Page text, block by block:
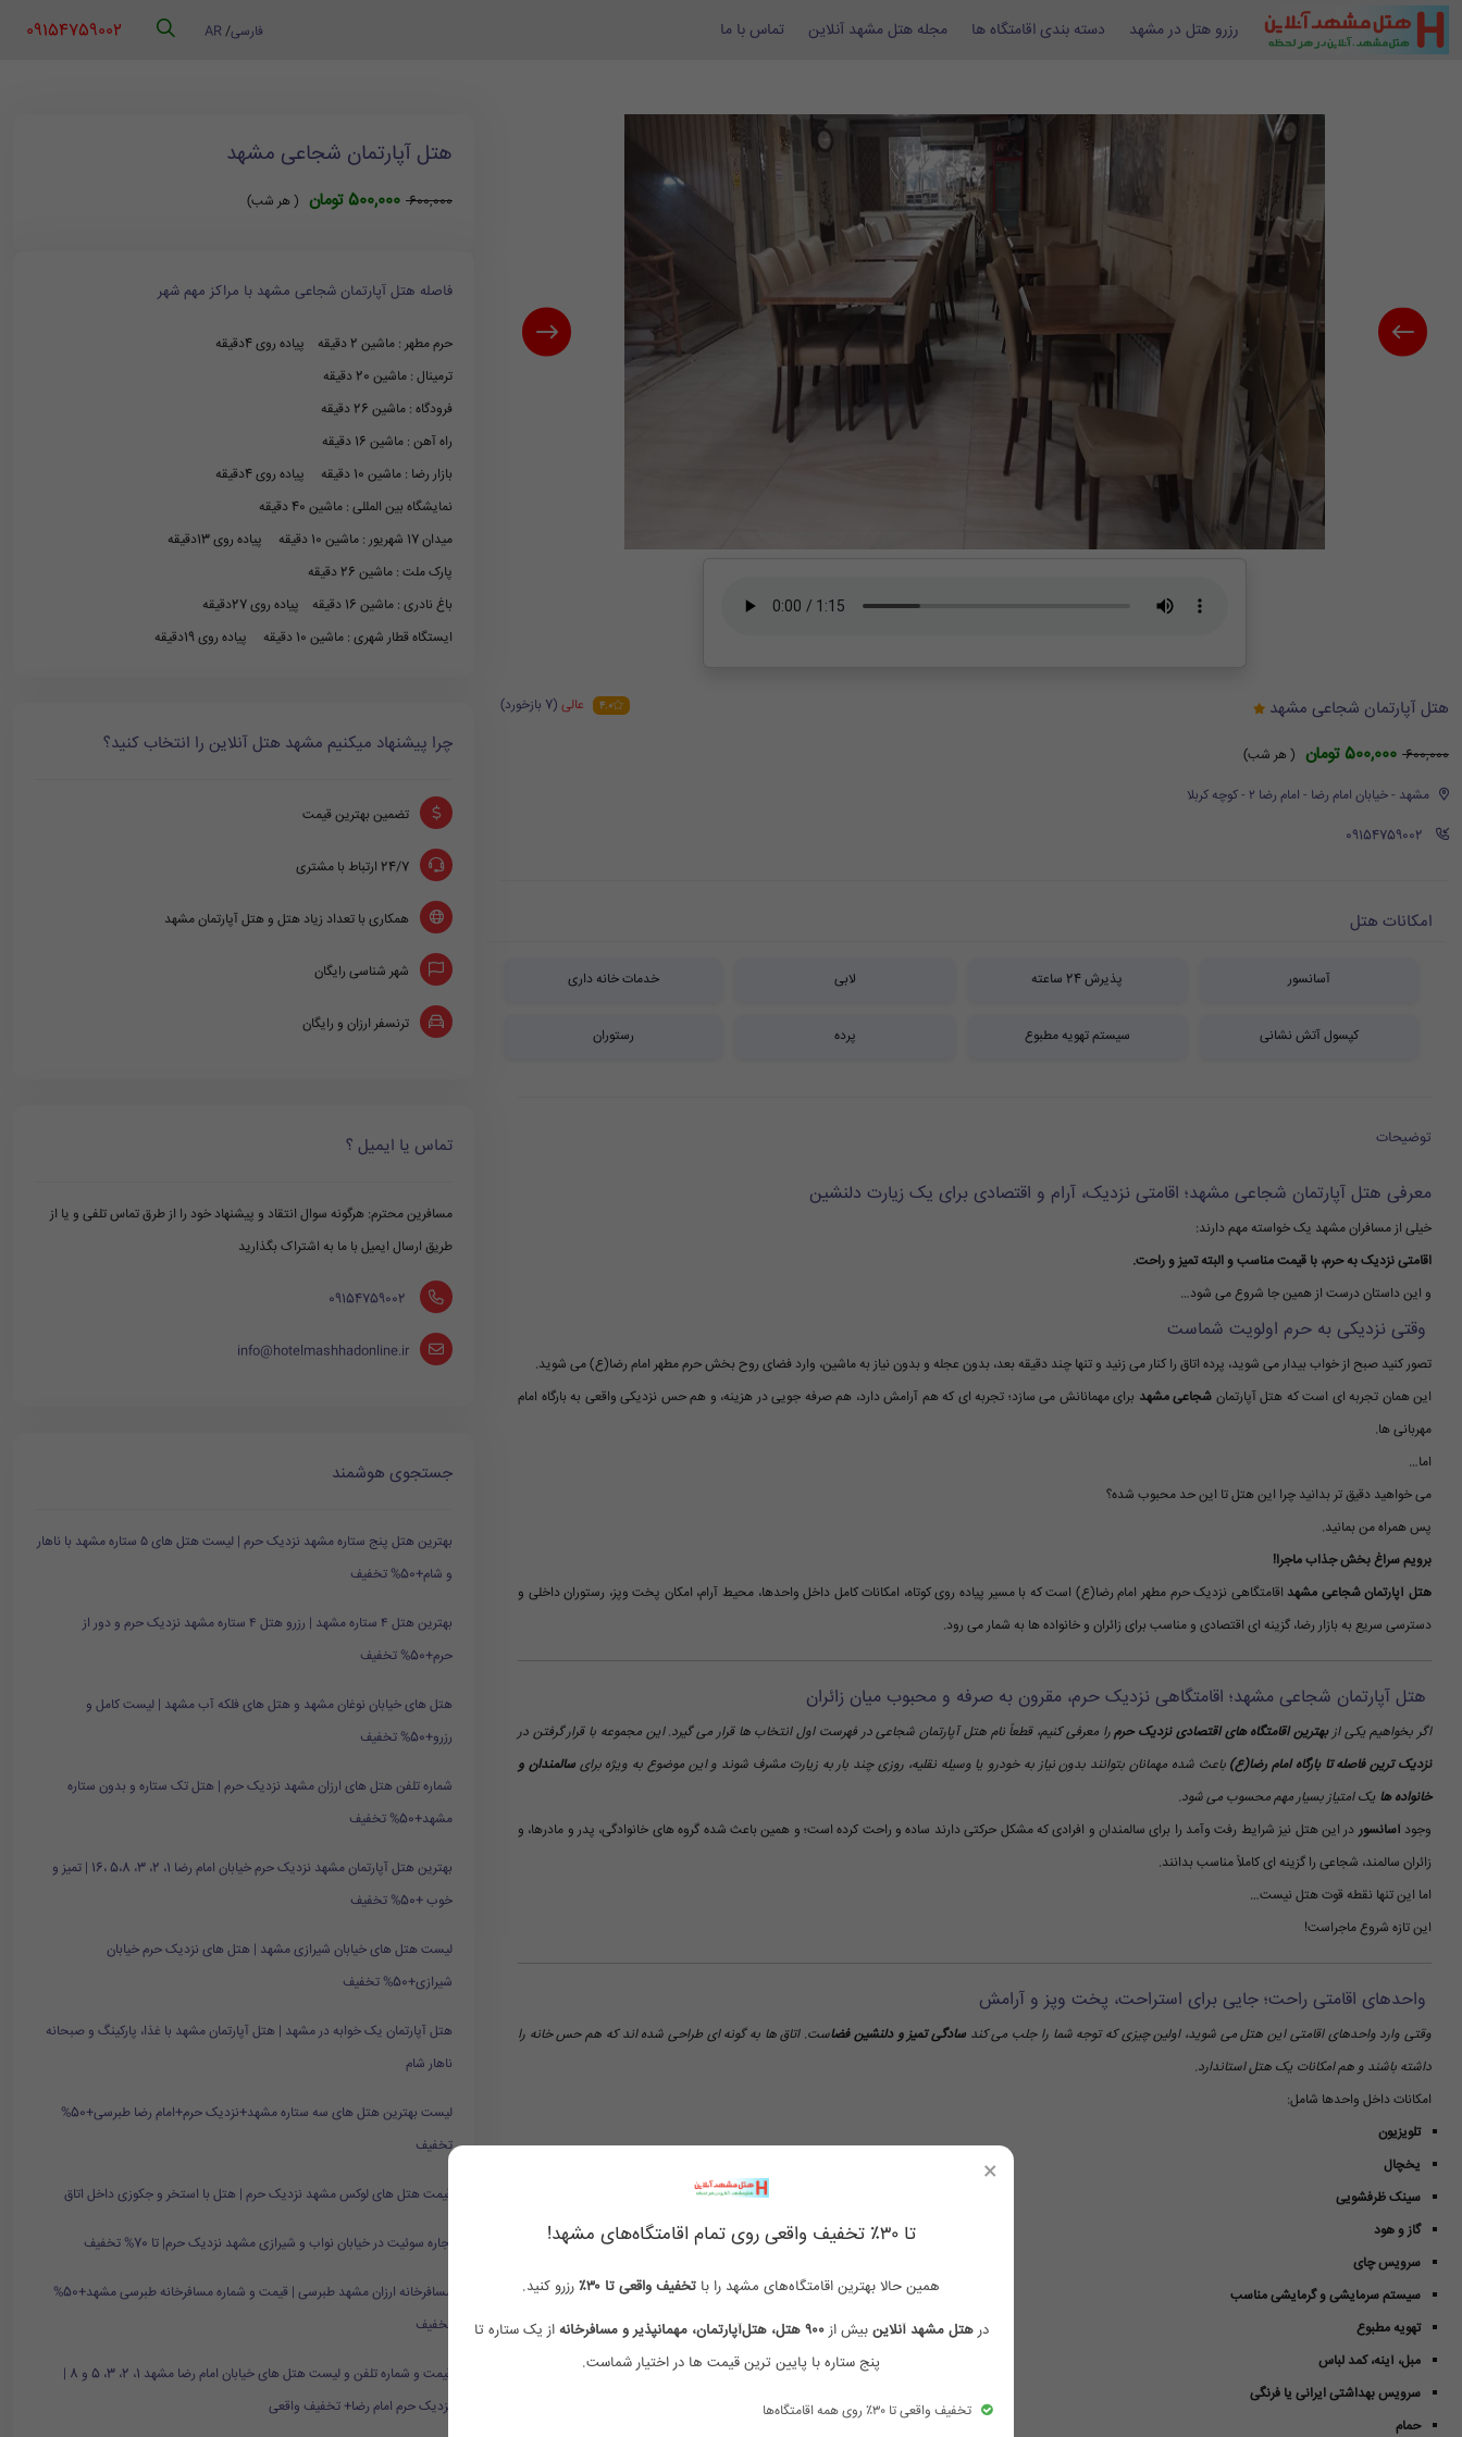
رزرو هتل در مشهد دسته بندی اقامتگاه ها مجله هتل مشهد آنلاین تماس با ما فارسی/
AR
‪ 09154759002
هتل آپارتمان شجاعی مشهد
600,000 500,000 تومان
( هر شب)
مشهد - خیابان امام رضا - امام رضا ۲ - کوچه کربلا
‪ 09154759002
4.0 عالی (7 بازخورد)
امکانات هتل
آسانسور پذیرش 24 ساعته لابی خدمات خانه داری
کپسول آتش نشانی سیستم تهویه مطبوع پرده رستوران
توضیحات
معرفی هتل آپارتمان شجاعی مشهد؛ اقامتی نزدیک، آرام و اقتصادی برای یک زیارت دلنشین
خیلی از مسافران مشهد یک خواسته مهم دارند:
اقامتی نزدیک به حرم، با قیمت مناسب و البته تمیز و راحت.
و این داستان درست از همین جا شروع می شود…
وقتی نزدیکی به حرم اولویت شماست
تصور کنید صبح از خواب بیدار می شوید، پرده اتاق را کنار می زنید و تنها چند دقیقه بعد، بدون عجله و بدون نیاز به ماشین، وارد فضای روح بخش حرم مطهر امام رضا(ع) می شوید.
این همان تجربه ای است که هتل آپارتمان شجاعی مشهد برای مهمانانش می سازد؛ تجربه ای که هم آرامش دارد، هم صرفه جویی در هزینه، و هم حس نزدیکی واقعی به بارگاه امام
مهربانی ها.
اما…
می خواهید دقیق تر بدانید چرا این هتل تا این حد محبوب شده؟
پس همراه من بمانید.
برویم سراغ بخش جذاب ماجرا!
هتل آپارتمان شجاعی مشهد اقامتگاهی نزدیک حرم مطهر امام رضا(ع) است که با مسیر پیاده روی کوتاه، امکانات کامل داخل واحدها، محیط آرام، امکان پخت وپز، رستوران داخلی و
دسترسی سریع به بازار رضا، گزینه ای اقتصادی و مناسب برای زائران و خانواده ها به شمار می رود.
هتل آپارتمان شجاعی مشهد؛ اقامتگاهی نزدیک حرم، مقرون به صرفه و محبوب میان زائران
اگر بخواهیم یکی ازبهترین اقامتگاه های اقتصادی نزدیک حرمرا معرفی کنیم، قطعاً نام هتل آپارتمان شجاعی در فهرست اول انتخاب ها قرار می گیرد. این مجموعه با قرار گرفتن در
نزدیک ترین فاصله تا بارگاه امام رضا(ع) باعث شده مهمانان بتوانند بدون نیاز به خودرو یا وسیله نقلیه، روزی چند بار به زیارت مشرف شوند و این موضوع به ویژه برایسالمندان و
خانواده ها یک امتیاز بسیار مهم محسوب می شود.
وجود آسانسوردر این هتل نیز شرایط رفت وآمد را برای سالمندان و افرادی که مشکل حرکتی دارند ساده و راحت کرده است؛ و همین باعث شده گروه های خانوادگی، پدر و مادرها، و
زائران سالمند، شجاعی را گزینه ای کاملاً مناسب بدانند.
اما این تنها نقطه قوت هتل نیست…
این تازه شروع ماجراست!
واحدهای اقامتی راحت؛ جایی برای استراحت، پخت وپز و آرامش
وقتی وارد واحدهای اقامتی این هتل می شوید، اولین چیزی که توجه شما را جلب می کند سادگی تمیز و دلنشین فضاست. اتاق ها به گونه ای طراحی شده اند که هم حس خانه را
داشته باشند و هم امکانات یک هتل استاندارد.
امکانات داخل واحدها شامل:
تلویزیون
یخچال
سینک ظرفشویی
گاز و هود
سرویس چای
سیستم سرمایشی و گرمایشی مناسب
تهویه مطبوع
مبل، آینه، کمد لباس
سرویس بهداشتی ایرانی یا فرنگی
حمام
هتل آپارتمان شجاعی مشهد
600,000 500,000 تومان ( هر شب)
فاصله هتل آپارتمان شجاعی مشهد با مراکز مهم شهر
حرم مطهر : ماشین 2 دقیقه پیاده روی 4دقیقه
ترمینال : ماشین 20 دقیقه
فرودگاه : ماشین 26 دقیقه
راه آهن : ماشین 16 دقیقه
بازار رضا : ماشین 10 دقیقه پیاده روی 4دقیقه
نمایشگاه بین المللی : ماشین 40 دقیقه
میدان 17 شهریور : ماشین 10 دقیقه پیاده روی 13دقیقه
پارک ملت : ماشین 26 دقیقه
باغ نادری : ماشین 16 دقیقه پیاده روی 27دقیقه
ایستگاه قطار شهری : ماشین 10 دقیقه پیاده روی 19دقیقه
چرا پیشنهاد میکنیم مشهد هتل آنلاین را انتخاب کنید؟
تضمین بهترین قیمت
24/7 ارتباط با مشتری
همکاری با تعداد زیاد هتل و هتل آپارتمان مشهد
شهر شناسی رایگان
ترنسفر ارزان و رایگان
تماس یا ایمیل ؟
مسافرین محترم: هرگونه سوال انتقاد و پیشنهاد خود را از طرق تماس تلفی و یا از
طریق ارسال ایمیل با ما به اشتراک بگذارید
‪ 09154759002
info@hotelmashhadonline.ir
جستجوی هوشمند
بهترین هتل پنج ستاره مشهد نزدیک حرم | لیست هتل های ۵ ستاره مشهد با ناهار
و شام+50% تخفیف
بهترین هتل ۴ ستاره مشهد | رزرو هتل ۴ ستاره مشهد نزدیک حرم و دور از
حرم+50% تخفیف
هتل های خیابان نوغان مشهد و هتل های فلکه آب مشهد | لیست کامل و
رزرو+50% تخفیف
شماره تلفن هتل های ارزان مشهد نزدیک حرم | هتل تک ستاره و بدون ستاره
مشهد+50% تخفیف
بهترین هتل آپارتمان مشهد نزدیک حرم خیابان امام رضا 1، 2، 3، 5،8 ،16 | تمیز و
خوب +50% تخفیف
لیست هتل های خیابان شیرازی مشهد | هتل های نزدیک حرم خیابان
شیرازی+50% تخفیف
هتل آپارتمان یک خوابه در مشهد | هتل آپارتمان مشهد با غذا، پارکینگ و صبحانه
ناهار شام
لیست بهترین هتل های سه ستاره مشهد+نزدیک حرم+امام رضا طبرسی+50%
تخفیف
قیمت هتل های لوکس مشهد نزدیک حرم | هتل با استخر و جکوزی داخل اتاق
اجاره سوئیت در خیابان نواب و شیرازی مشهد نزدیک حرم| تا 70% تخفیف
مسافرخانه ارزان مشهد طبرسی | قیمت و شماره مسافرخانه طبرسی مشهد+50%
تخفیف
قیمت و شماره تلفن و لیست هتل های خیابان امام رضا مشهد 1، 2، 3، 5 و 8 |
نزدیک حرم امام رضا+ تخفیف واقعی
×
تا ۳۰٪ تخفیف واقعی روی تمام اقامتگاه‌های مشهد!
همین حالا بهترین اقامتگاه‌های مشهد را با تخفیف واقعی تا ۳۰٪
رزرو کنید.
درهتل مشهد آنلاین بیش از۹۰۰ هتل، هتل‌آپارتمان، مهمانپذیر و مسافرخانه
از یک ستاره تا
پنج ستاره با پایین ترین قیمت ها در اختیار شماست.
تخفیف واقعی تا ۳۰٪ روی همه اقامتگاه‌ها